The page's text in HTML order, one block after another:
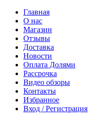
Главная
О нас
Магазин
Отзывы
Доставка
Новости
Оплата Долями
Рассрочка
Видео обзоры
Контакты
Избранное
Вход / Регистрация